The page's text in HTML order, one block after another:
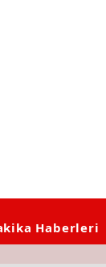
Haberleri